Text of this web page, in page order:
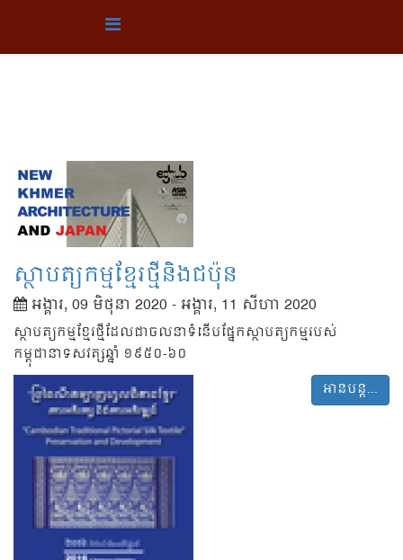
ស្ថាបត្យកម្មខ្មែរថ្មីនិងជប៉ុន
អង្គារ, 09 មិថុនា 2020 - អង្គារ, 11 សីហា 2020
ស្ថាបត្យកម្មខ្មែរថ្មីដែលជាចលនាទំនើបផ្នែកស្ថាបត្យកម្មរបស់
កម្ពុជានាទសវត្សឆ្នាំ ១៩៥០-៦០
អានបន្ត...